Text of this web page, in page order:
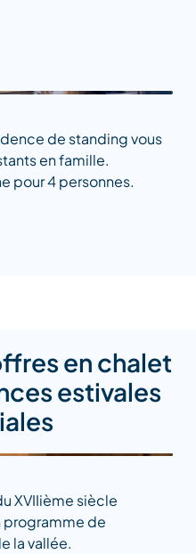
de standing vous
en famille.
pour 4 personnes.
en chalet
estivales
XVIIième siècle
programme de
la vallée.